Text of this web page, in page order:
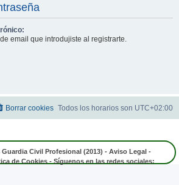
email que introdujiste al registrarte.
Todos los horarios son UTC+02:00
Borrar cookies
Civil Profesional (2013) - Aviso Legal -
de Cookies - Síguenos en las redes sociales: